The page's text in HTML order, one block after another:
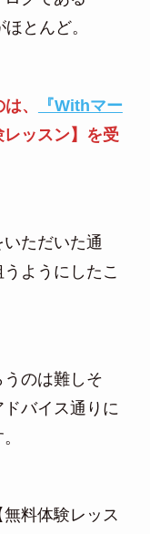
とんど。
、
『Withマー
ッスン】を受
ただいた通
ようにしたこ
うのは難しそ
バイス通りに
無料体験レッス